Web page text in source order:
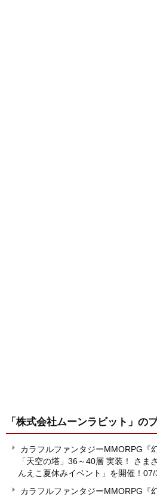
「株式会社ムーンラビット」 の
カラフルファンタジーMMORPG『
「天空の塔」36～40層 実装！ さま
んえこ夏休みイベント」を開催！ 07/
カラフルファンタジーMMORPG『